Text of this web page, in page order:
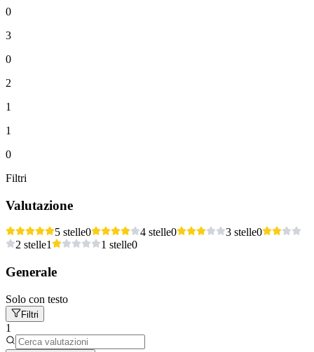
0
3
0
2
1
1
0
Filtri
Valutazione
5 stelle0 4 stelle0 3 stelle0
2 stelle1 1 stelle0
Generale
Solo con testo
Filtri
1